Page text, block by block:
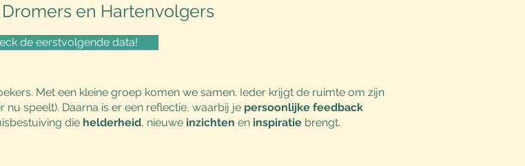
en Hartenvolgers
Met een kleine groep komen we samen. Ieder krijgt de ruimte om zijn
speelt). Daarna is er een reflectie, waarbij je persoonlijke feedback
die helderheid, nieuwe inzichten en inspiratie brengt.
de eerstvolgende data!